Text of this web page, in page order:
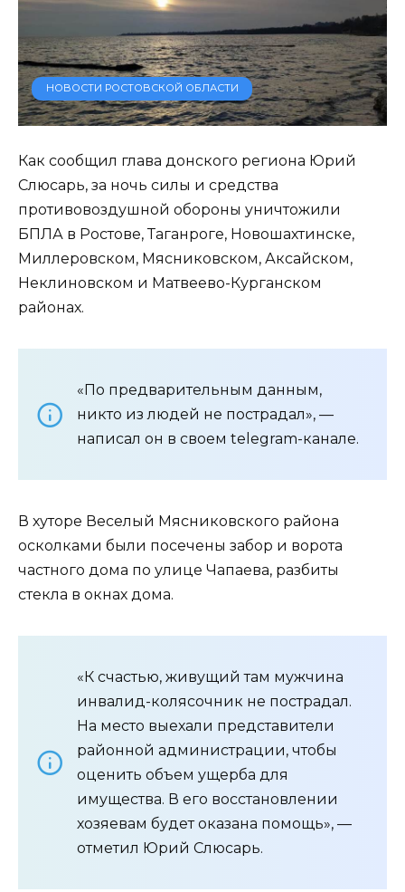
НОВОСТИ РОСТОВСКОЙ ОБЛАСТИ
Как сообщил глава донского региона Юрий
Слюсарь, за ночь силы и средства
противовоздушной обороны уничтожили
БПЛА в Ростове, Таганроге, Новошахтинске,
Миллеровском, Мясниковском, Аксайском,
Неклиновском и Матвеево-Курганском
районах.
«По предварительным данным,
никто из людей не пострадал», —
написал он в своем telegram-канале.
В хуторе Веселый Мясниковского района
осколками были посечены забор и ворота
частного дома по улице Чапаева, разбиты
стекла в окнах дома.
«К счастью, живущий там мужчина
инвалид-колясочник не пострадал.
На место выехали представители
районной администрации, чтобы
оценить объем ущерба для
имущества. В его восстановлении
хозяевам будет оказана помощь», —
отметил Юрий Слюсарь.